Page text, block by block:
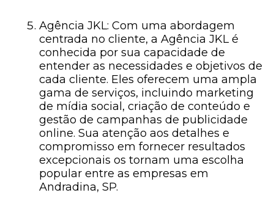
Agência JKL: Com uma abordagem
centrada no cliente, a Agência JKL é
conhecida por sua capacidade de
entender as necessidades e objetivos de
cada cliente. Eles oferecem uma ampla
gama de serviços, incluindo marketing
de mídia social, criação de conteúdo e
gestão de campanhas de publicidade
online. Sua atenção aos detalhes e
compromisso em fornecer resultados
excepcionais os tornam uma escolha
popular entre as empresas em
Andradina, SP.